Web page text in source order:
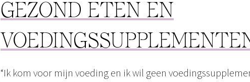
GEZOND ETEN EN
“Ik kom voor mijn voeding en ik wil geen